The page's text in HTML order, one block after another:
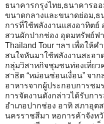
ธนาคารกรุงไทย,ธนาคารอ
ขนาดกลางและขนาดย่อม,ธ
การที่ใช้พลังงานแสงอาทิตย์
สวนผักปากช่อง อุดมทรัพย์ฟ
Thailand Tour ฯลฯ เพื่อให้
สนใจหันมาใช้พลังงานสะอ
กลุ่มวิสาหกิจชุมชนท่องเที่ย
สาธิต “หม่อนซ่อนเงื่อน” จา
อาหารจากผู้ประกอบการชม
การจัดงานดังกล่าวได้รับกา
อำเภอปากช่อง อาทิ สภาอุต
นครราชสีมา หอการค้าจังห